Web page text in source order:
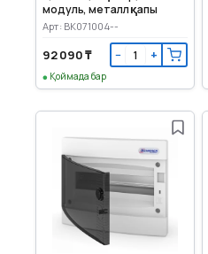
модуль, металл қапы
Арт: BK071004--
92 090 ₸ − +
Қоймада бар